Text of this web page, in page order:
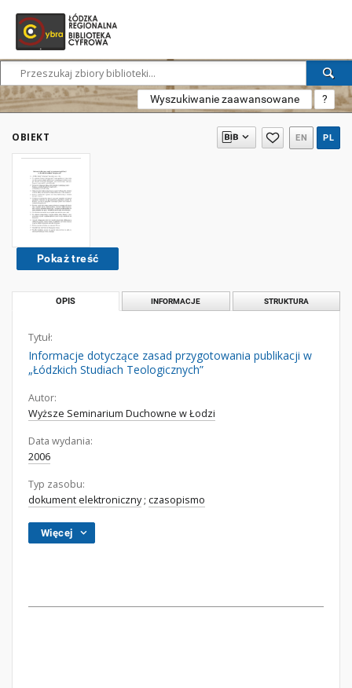
Wyszukiwanie zaawansowane ?
OBIEKT EN PL
Pokaż treść
OPIS INFORMACJE STRUKTURA
Tytuł:
Informacje dotyczące zasad przygotowania publikacji w
„Łódzkich Studiach Teologicznych”
Autor:
Wyższe Seminarium Duchowne w Łodzi
Data wydania:
2006
Typ zasobu:
dokument elektroniczny; czasopismo
Więcej